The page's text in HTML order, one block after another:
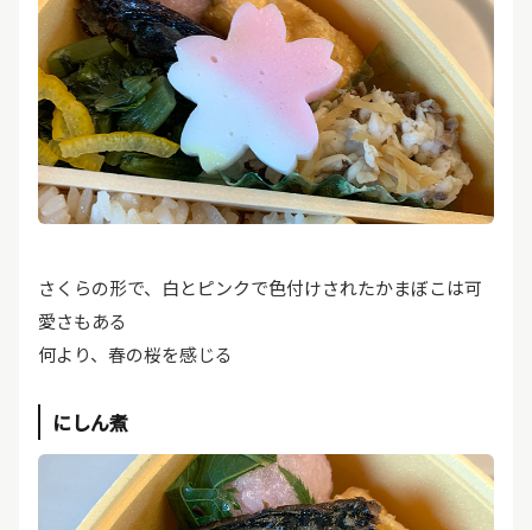
さくらの形で、白とピンクで色付けされたかまぼこは可
愛さもある
何より、春の桜を感じる
にしん煮